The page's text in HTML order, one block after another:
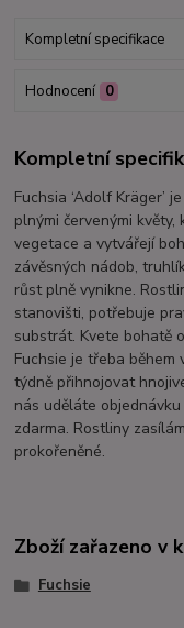
Kompletní specifikace
Hodnocení 0
Kompletní
Fuchsia ‘Adolf Kräger’
plnými červenými
vegetace a vytvářejí
závěsných nádob,
růst plně vynikne.
stanovišti, potřebuje
substrát. Kvete bohatě
Fuchsie je třeba
týdně přihnojovat
nás uděláte
zdarma. Rostliny
prokořeněné.
Zboží zařazeno v
Fuchsie